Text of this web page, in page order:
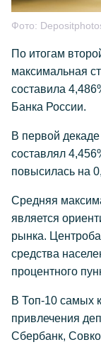
Фото:
По итогам
максимальная
составила
Банка России.
В первой декаде
составлял
повысилась на
Средняя
является
рынка.
средства
процентного
В Топ-10 самых
привлечения
Сбербанк,